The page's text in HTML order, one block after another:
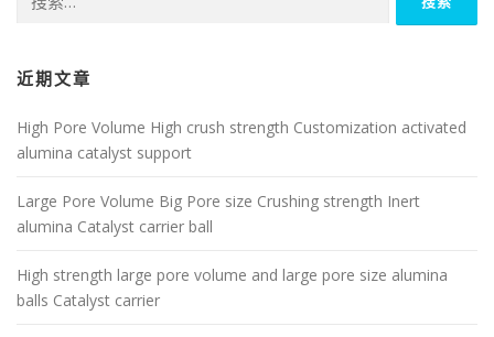
索：
近期文章
High Pore Volume High crush strength Customization activated
alumina catalyst support
Large Pore Volume Big Pore size Crushing strength Inert
alumina Catalyst carrier ball
High strength large pore volume and large pore size alumina
balls Catalyst carrier